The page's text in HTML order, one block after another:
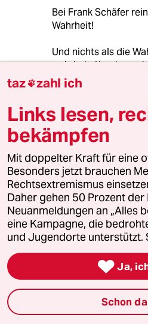
Bei Frank Schäfer
Wahrheit!
Und nichts als die
wahrheit: Krach
Die famose, ihrer Zeit
vorauseilende Prog-
der als Gitarrist
Ehre hatte...“ - 😂 -
taz.de/die-wahrheit/
Ende des
& Däh tonn End -
(ps Von hinten a 🏍 -
Hohn.
Frank hat recht:
meistkommentiert
taz zahl ich
Links lesen,
bekämpfen
Mit doppelter Kraft für eine
Besonders jetzt brauchen
Rechtsextremismus
Daher gehen 50 Prozent der
Neuanmeldungen an „Alles
eine Kampagne, die
und Jugendorte unterstützt.
 Ja,
Schon